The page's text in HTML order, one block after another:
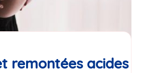
remontées acides